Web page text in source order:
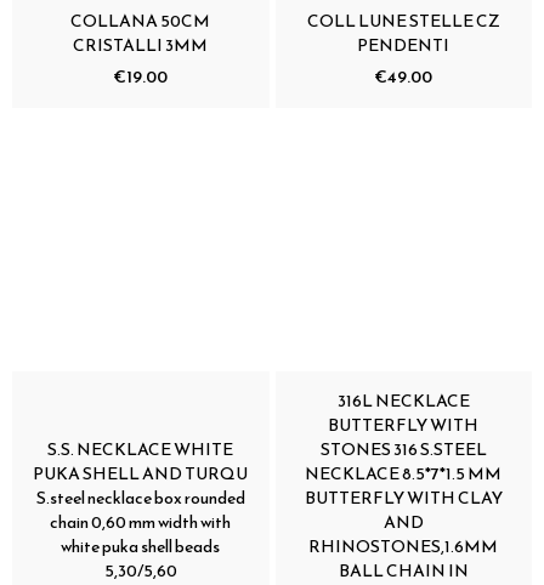
COLLANA 50CM
CRISTALLI 3MM
€19.00
COLL LUNE STELLE CZ
PENDENTI
€49.00
S.S. NECKLACE WHITE
PUKA SHELL AND TURQU
S.steel necklace box rounded
chain 0,60 mm width with
white puka shell beads
5,30/5,60
316L NECKLACE
BUTTERFLY WITH
STONES 316 S.STEEL
NECKLACE 8.5*7*1.5 MM
BUTTERFLY WITH CLAY
AND
RHINOSTONES,1.6MM
BALL CHAIN IN